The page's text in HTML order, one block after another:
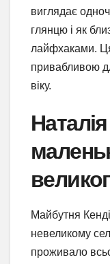
виглядає
глянцю і як
лайфхаками. Ця
привабливою
віку.
Майбутня
невеликому
проживало